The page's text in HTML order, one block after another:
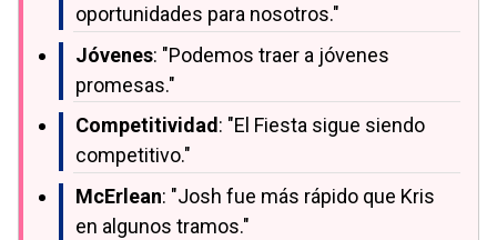
oportunidades para nosotros."
Jóvenes: "Podemos traer a jóvenes
promesas."
Competitividad: "El Fiesta sigue siendo
competitivo."
McErlean: "Josh fue más rápido que Kris
en algunos tramos."